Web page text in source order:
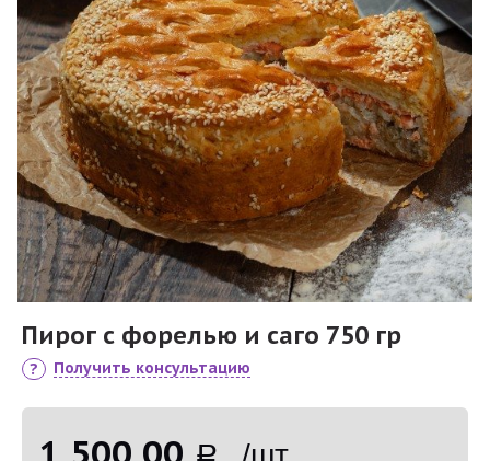
Пирог с форелью и саго 750 гр
Получить консультацию
Р /шт